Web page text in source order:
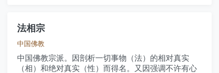
法相宗
中国佛教
中国佛教宗派。因剖析一切事物（法）的相对真实
（相）和绝对真实（性）而得名。又因强调不许有心